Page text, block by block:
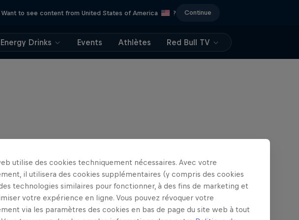
Want to see content from United States of America ? Continue
Energy Drinks Events Athlètes Red Bull TV
utilise des cookies techniquement nécessaires. Avec votre
il utilisera des cookies supplémentaires (y compris des cookies
technologies similaires pour fonctionner, à des fins de marketing et
votre expérience en ligne. Vous pouvez révoquer votre
via les paramètres des cookies en bas de page du site web à tout